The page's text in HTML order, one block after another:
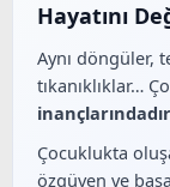
Hayatını
Aynı döngüler,
tıkanıklıklar…
inançlarındadır
Çocuklukta
özgüven ve